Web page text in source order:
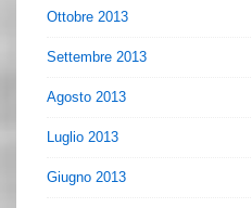
Ottobre 2013
Settembre 2013
Agosto 2013
Luglio 2013
Giugno 2013